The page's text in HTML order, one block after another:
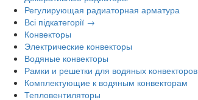
Регулирующая радиаторная арматура
Всі підкатегорії →
Конвекторы
Электрические конвекторы
Водяные конвекторы
Рамки и решетки для водяных конвекторов
Комплектующие к водяным конвекторам
Тепловентиляторы